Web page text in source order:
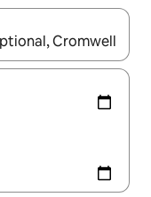
maak je een keuze